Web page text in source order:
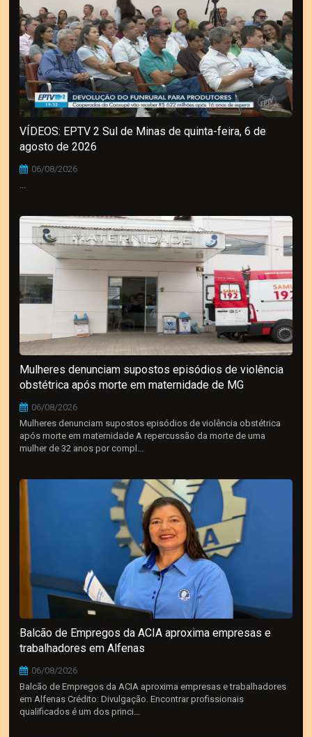
VÍDEOS: EPTV 2 Sul de Minas de quinta-feira, 6 de
agosto de 2026
06/08/2026
...
Mulheres denunciam supostos episódios de violência
obstétrica após morte em maternidade de MG
06/08/2026
Mulheres denunciam supostos episódios de violência obstétrica
após morte em maternidade A repercussão da morte de uma
mulher de 32 anos por compl...
Balcão de Empregos da ACIA aproxima empresas e
trabalhadores em Alfenas
06/08/2026
Balcão de Empregos da ACIA aproxima empresas e trabalhadores
em Alfenas Crédito: Divulgação. Encontrar profissionais
qualificados é um dos princi...